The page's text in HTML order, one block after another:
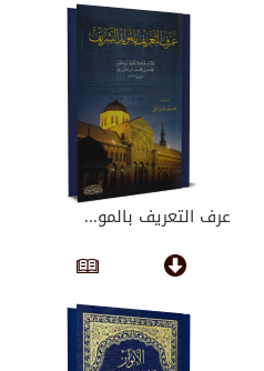
عرف التعريف بالمو...